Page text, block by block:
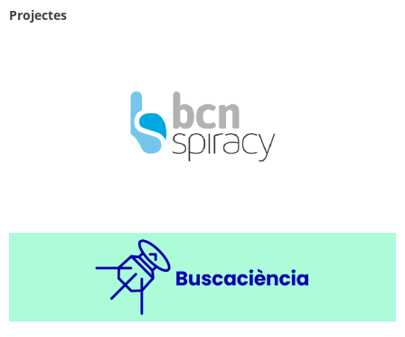
Projectes